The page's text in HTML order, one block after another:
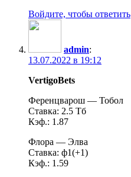
Войдите, чтобы ответить
admin:
13.07.2022 в 19:12
VertigoBets
Ференцварош — Тобол
Ставка: 2.5 Тб
Кэф.: 1.87
Флора — Элва
Ставка: ф1(+1)
Кэф.: 1.59